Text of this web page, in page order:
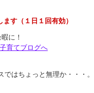
す（１日１回有効）
に！
はちょっと無理か・・・。